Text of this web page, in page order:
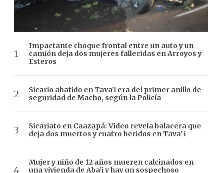
Impactante choque frontal entre un auto y un
camión deja dos mujeres fallecidas en Arroyos y
Esteros
Sicario abatido en Tava’i era del primer anillo de
seguridad de Macho, según la Policía
Sicariato en Caazapá: Video revela balacera que
deja dos muertos y cuatro heridos en Tava’ i
Mujer y niño de 12 años mueren calcinados en
una vivienda de Aba’i y hay un sospechoso